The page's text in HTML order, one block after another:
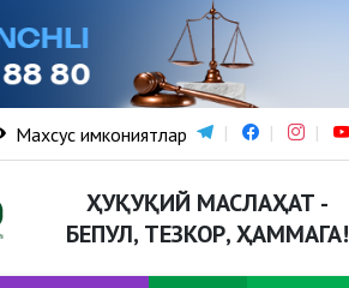
Махсус имкониятлар
ҲУҚУҚИЙ МАСЛАҲАТ -
БЕПУЛ, ТЕЗКОР, ҲАММАГА!